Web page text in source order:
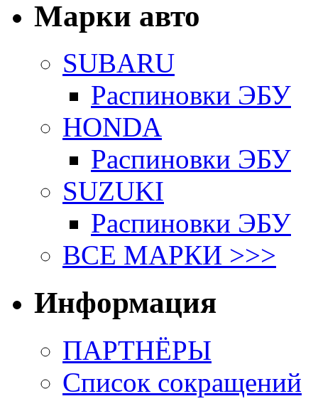
Марки авто
SUBARU
Распиновки ЭБУ
HONDA
Распиновки ЭБУ
SUZUKI
Распиновки ЭБУ
ВСЕ МАРКИ >>>
Информация
ПАРТНЁРЫ
Список сокращений